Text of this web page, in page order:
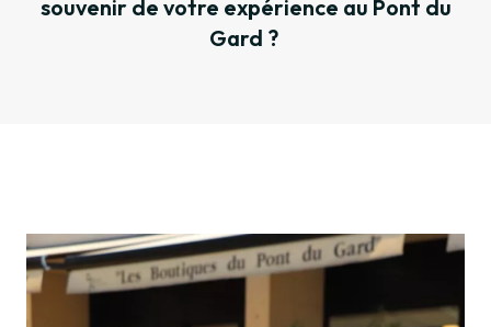
souvenir de votre expérience au Pont du
Gard ?